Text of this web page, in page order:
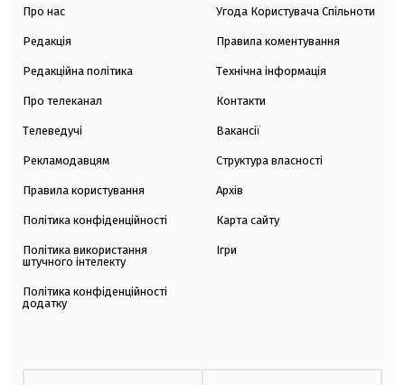
Про нас
Редакція
Редакційна політика
Про телеканал
Телеведучі
Рекламодавцям
Правила користування
Політика конфіденційності
Політика використання
штучного інтелекту
Політика конфіденційності
додатку
Угода Користувача Спільноти
Правила коментування
Технічна інформація
Контакти
Вакансії
Структура власності
Архів
Карта сайту
Ігри